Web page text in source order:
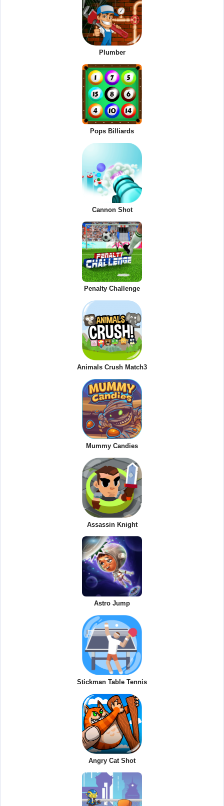
Plumber
Pops Billiards
Cannon Shot
Penalty Challenge
Animals Crush Match3
Mummy Candies
Assassin Knight
Astro Jump
Stickman Table Tennis
Angry Cat Shot